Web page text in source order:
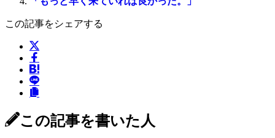
この記事をシェアする
この記事を書いた人